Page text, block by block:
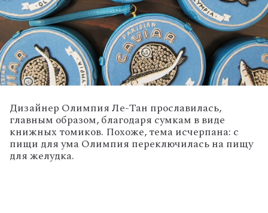
Дизайнер Олимпия Ле-Тан прославилась,
главным образом, благодаря сумкам в виде
книжных томиков. Похоже, тема исчерпана: с
пищи для ума Олимпия переключилась на пищу
для желудка.